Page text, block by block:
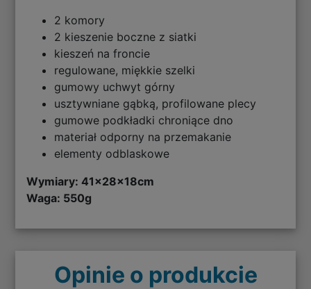
2 komory
2 kieszenie boczne z siatki
kieszeń na froncie
regulowane, miękkie szelki
gumowy uchwyt górny
usztywniane gąbką, profilowane plecy
gumowe podkładki chroniące dno
materiał odporny na przemakanie
elementy odblaskowe
Wymiary: 41x28x18cm
Waga: 550g
Opinie o produkcie